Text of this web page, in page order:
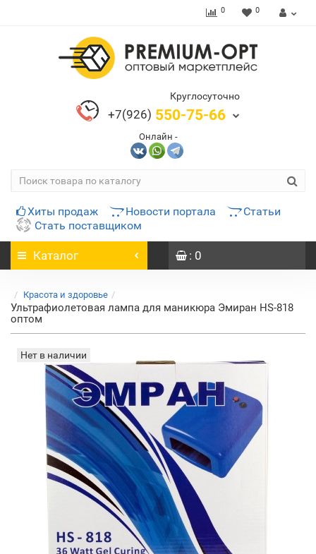
0 0
Круглосуточно
+7(926) 550-75-66
Онлайн -
Хиты продаж Новости портала
Статьи
Стать поставщиком
Каталог : 0
Красота и здоровье
Ультрафиолетовая лампа для маникюра Эмиран HS-818
оптом
Нет в наличии